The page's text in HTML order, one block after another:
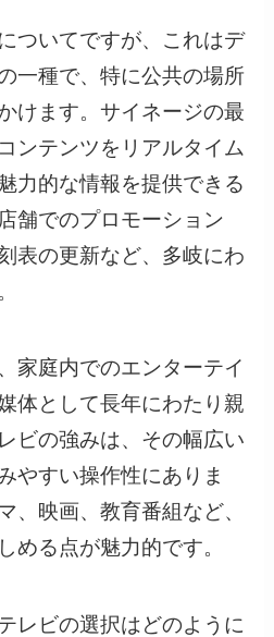
ついてですが、これはデ
一種で、特に公共の場所
けます。サイネージの最
ンテンツをリアルタイム
力的な情報を提供できる
舗でのプロモーション
表の更新など、多岐にわ
家庭内でのエンターテイ
体として長年にわたり親
ビの強みは、その幅広い
やすい操作性にありま
、映画、教育番組など、
める点が魅力的です。
レビの選択はどのように